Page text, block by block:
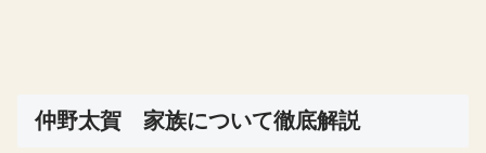
仲野太賀 家族について徹底解説